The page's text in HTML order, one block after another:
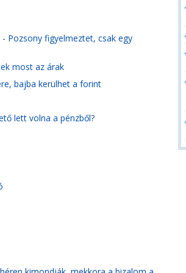
Pozsony figyelmeztet, csak egy
most az árak
bajba kerülhet a forint
lett volna a pénzből?